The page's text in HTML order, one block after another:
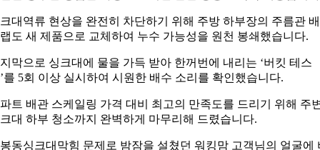
대역류 현상을 완전히 차단하기 위해 주방 하부장의 주름관
도 새 제품으로 교체하여 누수 가능성을 원천 봉쇄했습니다.
막으로 싱크대에 물을 가득 받아 한꺼번에 내리는 ‘버킷 테스
를 5회 이상 실시하여 시원한 배수 소리를 확인했습니다.
트 배관 스케일링 가격 대비 최고의 만족도를 드리기 위해 주
대 하부 청소까지 완벽하게 마무리해 드렸습니다.
동싱크대막힘 문제로 밤잠을 설쳤던 워킹맘 고객님의 얼굴에